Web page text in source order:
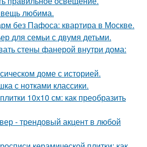
вещь любима.
без Пафоса: квартира в Москве.
для семьи с двумя детьми.
стены фанерой внутри дома:
доме с историей.
с нотками классики.
10х10 см: как преобразить
- трендовый акцент в любой